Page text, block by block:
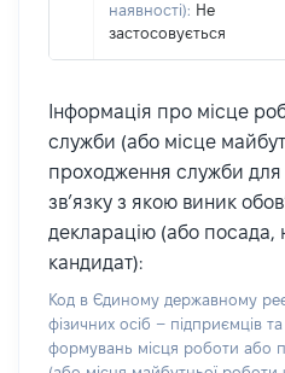
наявності): Не
застосовується
Інформація про місце
служби (або місце
проходження служби для
зв’язку з якою виник
декларацію (або посада,
кандидат):
Код в Єдиному державному
фізичних осіб – підприємців
формувань місця роботи або